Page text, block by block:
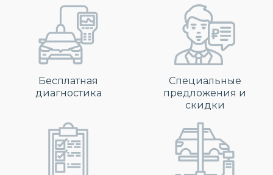
Бесплатная
диагностика
Специальные
предложения и
скидки